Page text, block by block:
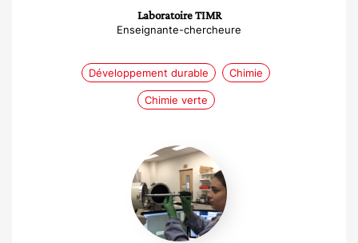
Laboratoire TIMR
Enseignante-chercheure
Développement durable Chimie
Chimie verte
Nouha
Ben
Messaoud